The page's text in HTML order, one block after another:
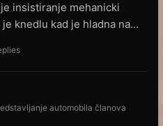
insistiranje mehanicki
knedlu kad je hladna na...
automobila članova